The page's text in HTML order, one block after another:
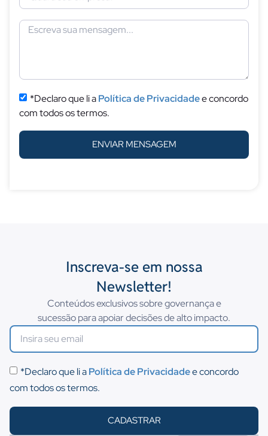
*Declaro que li aPolítica de Privacidadee concordo
com todos os termos.
ENVIAR MENSAGEM
Inscreva-se em nossa
Newsletter!
Conteúdos exclusivos sobre governança e
sucessão para apoiar decisões de alto impacto.
*Declaro que li aPolítica de Privacidadee concordo
com todos os termos.
CADASTRAR